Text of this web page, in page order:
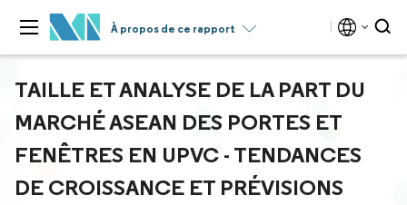
À propos de ce rapport
TAILLE ET ANALYSE DE LA PART DU
MARCHÉ ASEAN DES PORTES ET
FENÊTRES EN UPVC - TENDANCES
DE CROISSANCE ET PRÉVISIONS